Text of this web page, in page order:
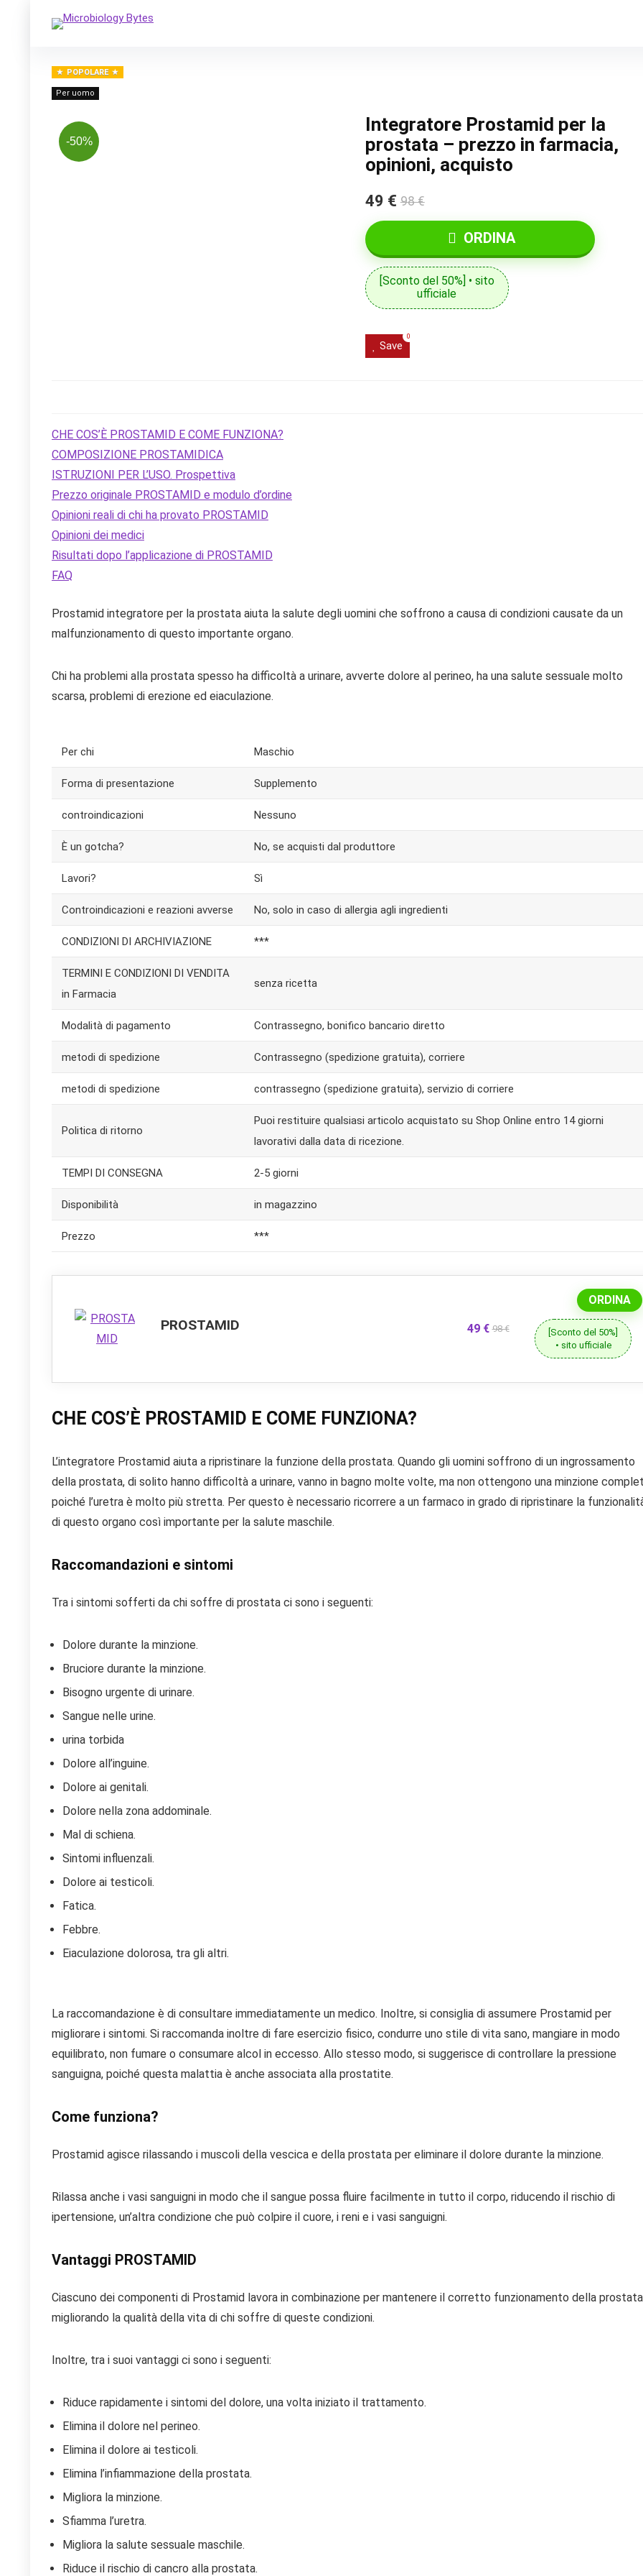
POPOLARE
Per uomo
-50%
Integratore Prostamid per la
prostata – prezzo in farmacia,
opinioni, acquisto
49 € 98 €
ORDINA
[Sconto del 50%] • sito
ufficiale
Save
0
CHE COS’È PROSTAMID E COME FUNZIONA?
COMPOSIZIONE PROSTAMIDICA
ISTRUZIONI PER L’USO. Prospettiva
Prezzo originale PROSTAMID e modulo d’ordine
Opinioni reali di chi ha provato PROSTAMID
Opinioni dei medici
Risultati dopo l’applicazione di PROSTAMID
FAQ
Prostamid integratore per la prostata aiuta la salute degli uomini che soffrono a causa di condizioni causate da un
malfunzionamento di questo importante organo.
Chi ha problemi alla prostata spesso ha difficoltà a urinare, avverte dolore al perineo, ha una salute sessuale molto
scarsa, problemi di erezione ed eiaculazione.
Per chi Maschio
Forma di presentazione Supplemento
controindicazioni Nessuno
È un gotcha? No, se acquisti dal produttore
Lavori? Sì
Controindicazioni e reazioni avverse No, solo in caso di allergia agli ingredienti
CONDIZIONI DI ARCHIVIAZIONE ***
TERMINI E CONDIZIONI DI VENDITA
in Farmacia
senza ricetta
Modalità di pagamento Contrassegno, bonifico bancario diretto
metodi di spedizione Contrassegno (spedizione gratuita), corriere
metodi di spedizione contrassegno (spedizione gratuita), servizio di corriere
Politica di ritorno
Puoi restituire qualsiasi articolo acquistato su Shop Online entro 14 giorni
lavorativi dalla data di ricezione.
TEMPI DI CONSEGNA 2-5 giorni
Disponibilità in magazzino
Prezzo ***
PROSTAMID 49 € 98 €
ORDINA
[Sconto del 50%]
• sito ufficiale
CHE COS’È PROSTAMID E COME FUNZIONA?
L’integratore Prostamid aiuta a ripristinare la funzione della prostata. Quando gli uomini soffrono di un ingrossamento
della prostata, di solito hanno difficoltà a urinare, vanno in bagno molte volte, ma non ottengono una minzione
poiché l’uretra è molto più stretta. Per questo è necessario ricorrere a un farmaco in grado di ripristinare la
di questo organo così importante per la salute maschile.
Raccomandazioni e sintomi
Tra i sintomi sofferti da chi soffre di prostata ci sono i seguenti:
Dolore durante la minzione.
Bruciore durante la minzione.
Bisogno urgente di urinare.
Sangue nelle urine.
urina torbida
Dolore all’inguine.
Dolore ai genitali.
Dolore nella zona addominale.
Mal di schiena.
Sintomi influenzali.
Dolore ai testicoli.
Fatica.
Febbre.
Eiaculazione dolorosa, tra gli altri.
La raccomandazione è di consultare immediatamente un medico. Inoltre, si consiglia di assumere Prostamid per
migliorare i sintomi. Si raccomanda inoltre di fare esercizio fisico, condurre uno stile di vita sano, mangiare in modo
equilibrato, non fumare o consumare alcol in eccesso. Allo stesso modo, si suggerisce di controllare la pressione
sanguigna, poiché questa malattia è anche associata alla prostatite.
Come funziona?
Prostamid agisce rilassando i muscoli della vescica e della prostata per eliminare il dolore durante la minzione.
Rilassa anche i vasi sanguigni in modo che il sangue possa fluire facilmente in tutto il corpo, riducendo il rischio di
ipertensione, un’altra condizione che può colpire il cuore, i reni e i vasi sanguigni.
Vantaggi PROSTAMID
Ciascuno dei componenti di Prostamid lavora in combinazione per mantenere il corretto funzionamento della
migliorando la qualità della vita di chi soffre di queste condizioni.
Inoltre, tra i suoi vantaggi ci sono i seguenti:
Riduce rapidamente i sintomi del dolore, una volta iniziato il trattamento.
Elimina il dolore nel perineo.
Elimina il dolore ai testicoli.
Elimina l’infiammazione della prostata.
Migliora la minzione.
Sfiamma l’uretra.
Migliora la salute sessuale maschile.
Riduce il rischio di cancro alla prostata.